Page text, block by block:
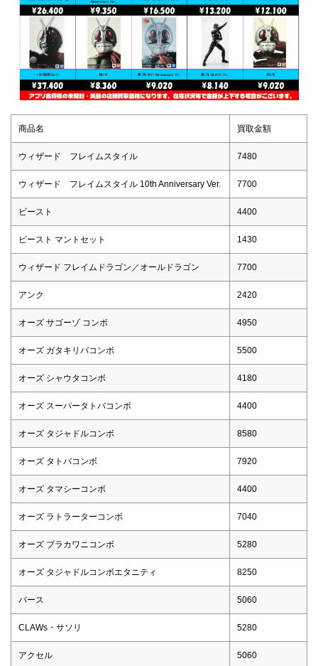
商品名 買取金額
ウィザード フレイムスタイル 7480
ウィザード フレイムスタイル 10th Anniversary Ver. 7700
ビースト 4400
ビースト マントセット 1430
ウィザード フレイムドラゴン／オールドラゴン 7700
アンク 2420
オーズ サゴーゾ コンボ 4950
オーズ ガタキリバコンボ 5500
オーズ シャウタコンボ 4180
オーズ スーパータトバコンボ 4400
オーズ タジャドルコンボ 8580
オーズ タトバコンボ 7920
オーズ タマシーコンボ 4400
オーズ ラトラーターコンボ 7040
オーズ ブラカワニコンボ 5280
オーズ タジャドルコンボエタニティ 8250
バース 5060
CLAWs・サソリ 5280
アクセル 5060